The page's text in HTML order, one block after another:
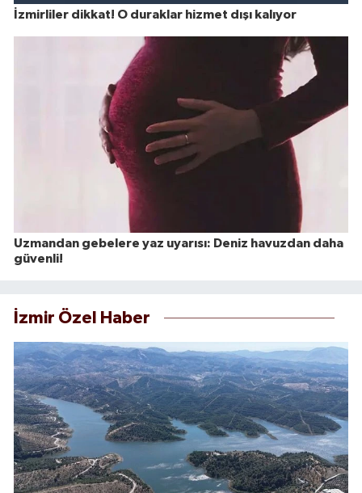
İzmirliler dikkat! O duraklar hizmet dışı kalıyor
Uzmandan gebelere yaz uyarısı: Deniz havuzdan daha
güvenli!
İzmir Özel Haber